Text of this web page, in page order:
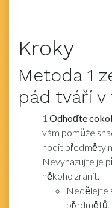
Kroky
Metoda 1
pád tváří v
1 Odhoďte
vám pomůže
hodit předměty
Nevyhazujte je
někoho zranit.
Nedělejte
předmětů,